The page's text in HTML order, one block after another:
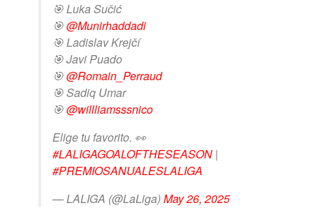
🎯 Luka Sučić
🎯@Munirhaddadi
🎯 Ladislav Krejčí
🎯 Javi Puado
🎯@Romain_Perraud
🎯 Sadiq Umar
🎯@willliamsssnico
Elige tu favorito. 👀
#LALIGAGOALOFTHESEASON |
#PREMIOSANUALESLALIGA
— LALIGA (@LaLiga)May 26, 2025